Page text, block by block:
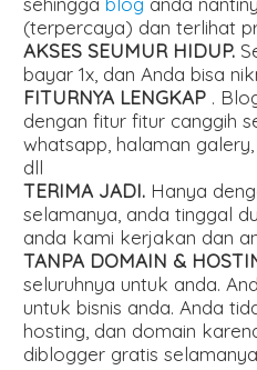
(terpercaya) dan terlihat
AKSES SEUMUR HIDUP.
bayar 1x, dan Anda bisa
FITURNYA LENGKAP .
dengan fitur fitur canggih
whatsapp, halaman
dll
TERIMA JADI. Hanya
selamanya, anda tinggal
anda kami kerjakan dan
TANPA DOMAIN &
seluruhnya untuk anda.
untuk bisnis anda. Anda
hosting, dan domain
diblogger gratis